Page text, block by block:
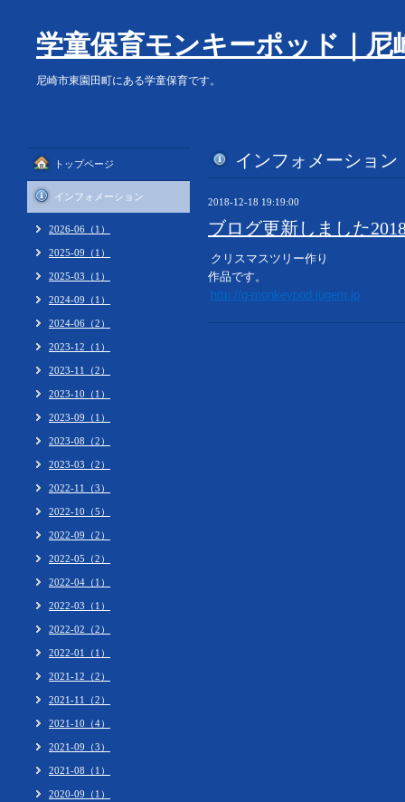
学童保育モンキーポッド｜尼
尼崎市東園田町にある学童保育です。
インフォメーション
2018-12-18 19:19:00
ブログ更新しました
クリスマスツリー作り
作品です。
http://g-monkeypod.jugem.jp
トップページ
インフォメーション
2026-06（1）
2025-09（1）
2025-03（1）
2024-09（1）
2024-06（2）
2023-12（1）
2023-11（2）
2023-10（1）
2023-09（1）
2023-08（2）
2023-03（2）
2022-11（3）
2022-10（5）
2022-09（2）
2022-05（2）
2022-04（1）
2022-03（1）
2022-02（2）
2022-01（1）
2021-12（2）
2021-11（2）
2021-10（4）
2021-09（3）
2021-08（1）
2020-09（1）